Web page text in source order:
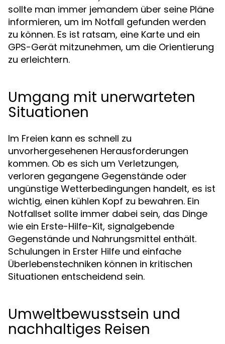
sollte man immer jemandem über seine Pläne
informieren, um im Notfall gefunden werden
zu können. Es ist ratsam, eine Karte und ein
GPS-Gerät mitzunehmen, um die Orientierung
zu erleichtern.
Umgang mit unerwarteten
Situationen
Im Freien kann es schnell zu
unvorhergesehenen Herausforderungen
kommen. Ob es sich um Verletzungen,
verloren gegangene Gegenstände oder
ungünstige Wetterbedingungen handelt, es ist
wichtig, einen kühlen Kopf zu bewahren. Ein
Notfallset sollte immer dabei sein, das Dinge
wie ein Erste-Hilfe-Kit, signalgebende
Gegenstände und Nahrungsmittel enthält.
Schulungen in Erster Hilfe und einfache
Überlebenstechniken können in kritischen
Situationen entscheidend sein.
Umweltbewusstsein und
nachhaltiges Reisen